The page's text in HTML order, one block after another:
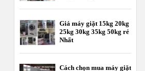
Giá máy giặt 15kg 20kg
25kg 30kg 35kg 50kg rẻ
Nhất
Cách chọn mua máy giặt